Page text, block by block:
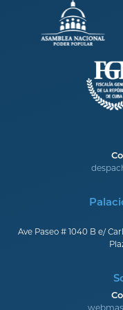
Ave Paseo # 1040 B e/